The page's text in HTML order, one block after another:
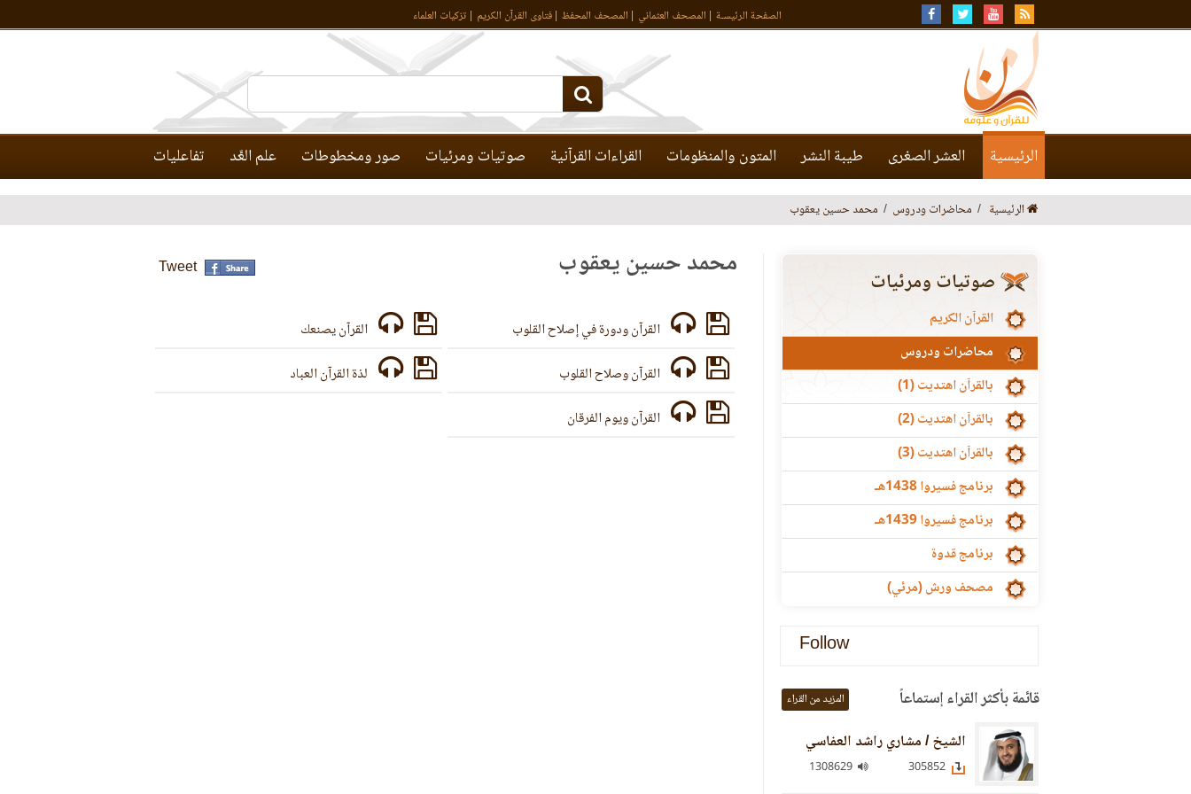
الصفحة الرئيسـة المصحف العثماني المصحف المحفظ فتاوى القرآن الكريم تزكيات العلماء
الرئيسية العشر الصغرى طيبة النشر المتون والمنظومات القراءات القرآنية صوتيات ومرئيات صور ومخطوطات علم العَّد تفاعليات
الرئيسية محاضرات ودروس محمد حسين يعقوب
محمد حسين يعقوب Tweet
القرآن ودورة في إصلاح القلوب
القرآن يصنعك
القرآن وصلاح القلوب
لذة القرآن العباد
القرآن ويوم الفرقان
صوتيات ومرئيات
القرآن الكريم
محاضرات ودروس
بالقرآن اهتديت (1)
بالقرآن اهتديت (2)
بالقرآن اهتديت (3)
برنامج فسيروا 1438هـ
برنامج فسيروا 1439هـ
برنامج قدوة
مصحف ورش (مرئي)
Follow
قائمة بأكثر القراء إستماعاً المزيد من القراء
الشيخ / مشاري راشد العفاسي